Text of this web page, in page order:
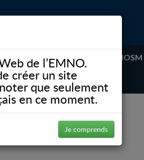
de l’EMNO.
créer un site
que seulement
en ce moment.
Je comprends
DONATE ABOUT